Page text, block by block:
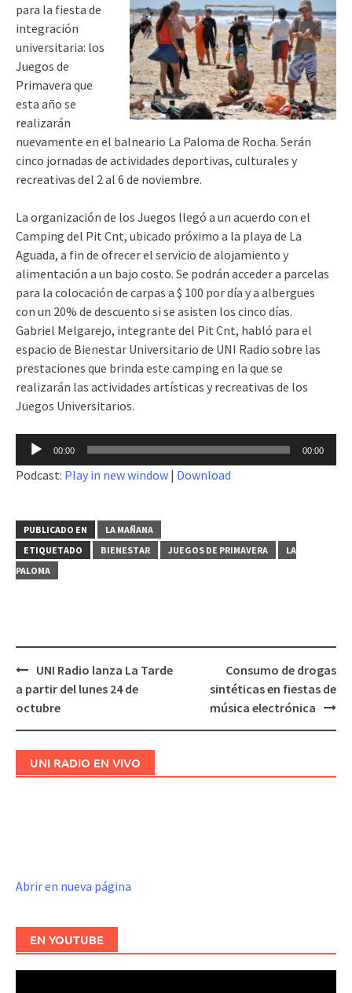
para la fiesta de
integración
universitaria: los
Juegos de
Primavera que
esta año se
realizarán
nuevamente en el balneario La Paloma de Rocha. Serán
cinco jornadas de actividades deportivas, culturales y
recreativas del 2 al 6 de noviembre.
La organización de los Juegos llegó a un acuerdo con el
Camping del Pit Cnt, ubicado próximo a la playa de La
Aguada, a fin de ofrecer el servicio de alojamiento y
alimentación a un bajo costo. Se podrán acceder a parcelas
para la colocación de carpas a $ 100 por día y a albergues
con un 20% de descuento si se asisten los cinco días.
Gabriel Melgarejo, integrante del Pit Cnt, habló para el
espacio de Bienestar Universitario de UNI Radio sobre las
prestaciones que brinda este camping en la que se
realizarán las actividades artísticas y recreativas de los
Juegos Universitarios.
Reproductor
de
audio
00:00 00:00
Podcast: Play in new window | Download
PUBLICADO EN
LA MAÑANA
ETIQUETADO
BIENESTAR JUEGOS DE PRIMAVERA
LA
PALOMA
Navegación
de
UNI Radio lanza La Tarde
a partir del lunes 24 de
octubre
Consumo de drogas
sintéticas en fiestas de
música electrónica
UNI RADIO EN VIVO
Abrir en nueva página
EN YOUTUBE